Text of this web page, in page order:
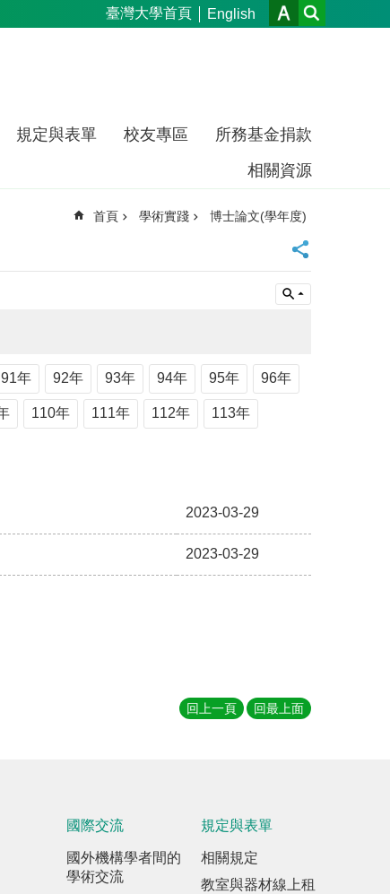
臺灣大學首頁 English
規定與表單 校友專區
所務基金捐款
相關資源
首頁 學術實踐 博士論文(學年度)
91年 92年 93年 94年 95年 96年
110年 111年 112年 113年
2023-03-29
2023-03-29
回上一頁 回最上面
國際交流
國外機構學者間的
學術交流
規定與表單
相關規定
教室與器材線上租